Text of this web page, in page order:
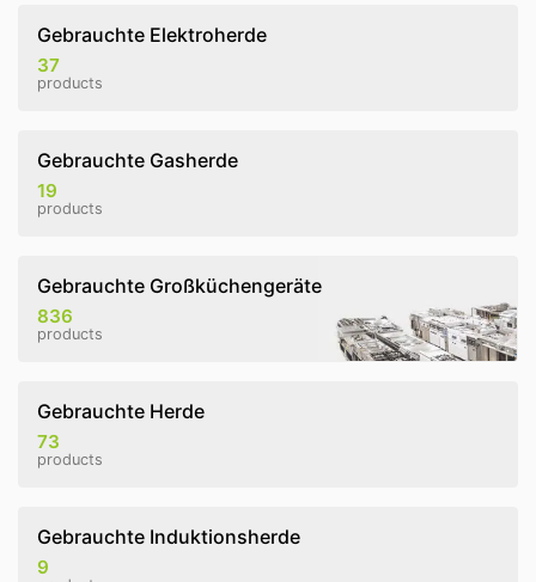
Gebrauchte Elektroherde
37
products
Gebrauchte Gasherde
19
products
Gebrauchte Großküchengeräte
836
products
Gebrauchte Herde
73
products
Gebrauchte Induktionsherde
9